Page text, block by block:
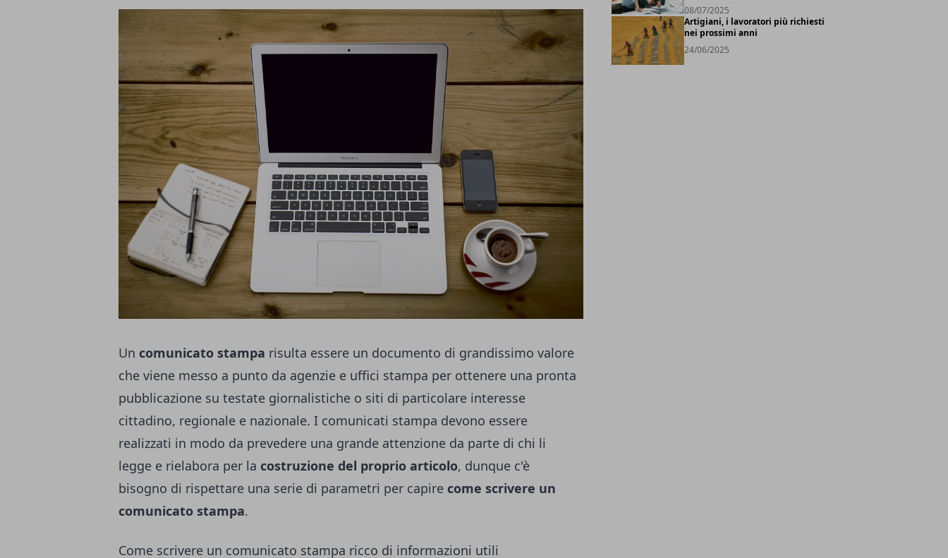
Un comunicato stampa risulta essere un documento di grandissimo valore
che viene messo a punto da agenzie e uffici stampa per ottenere una pronta
pubblicazione su testate giornalistiche o siti di particolare interesse
cittadino, regionale e nazionale. I comunicati stampa devono essere
realizzati in modo da prevedere una grande attenzione da parte di chi li
legge e rielabora per la costruzione del proprio articolo, dunque c'è
bisogno di rispettare una serie di parametri per capire come scrivere un
comunicato stampa.
Come scrivere un comunicato stampa ricco di informazioni utili
08/07/2025
Artigiani, i lavoratori più richiesti
nei prossimi anni
24/06/2025